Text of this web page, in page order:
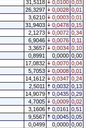
31,5118 0,0100 0,03
26,3297 0,0028 0,01
3,6210 0,0003 0,01
31,9403 0,0478 0,15
2,1273 0,0072 0,34
6,9046 0,0076 0,11
3,3657 0,0034 0,10
0,8991 0,0000 0,00
17,0832 0,0070 0,04
5,7053 0,0008 0,01
14,1612 0,0347 0,24
2,5011 0,0032 0,13
14,9079 0,0435 0,29
4,7005 0,0009 0,02
3,1606 0,0161 0,51
9,5567 0,0045 0,05
0,0499 0,0000 0,00